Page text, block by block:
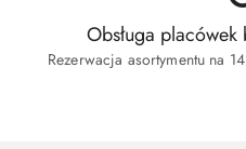
Obsługa
Rezerwacja asortymentu na